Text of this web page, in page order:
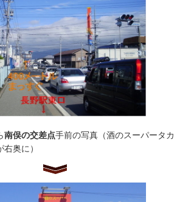
南俣の交差点手前の写真（酒のスーパータカ
奥に）